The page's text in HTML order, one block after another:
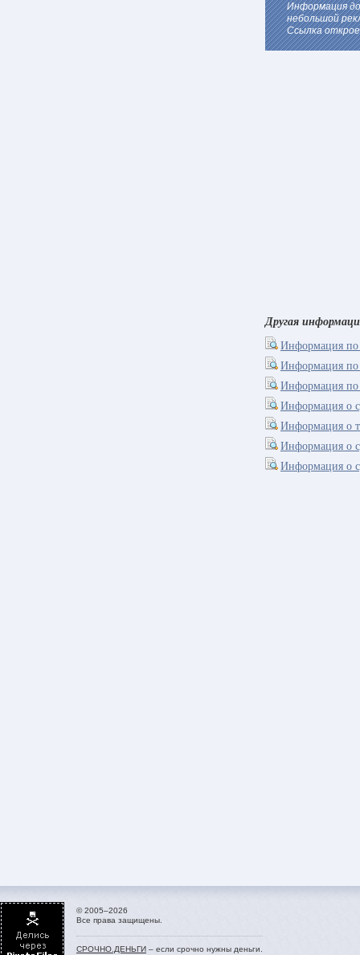
Информация
небольшой
Ссылка
Другая
Информация по
Информация по
Информация по
Информация о
Информация о
Информация о
Информация о
© 2005–2026
Все права защищены.
СРОЧНО.ДЕНЬГИ – если срочно нужны деньги.